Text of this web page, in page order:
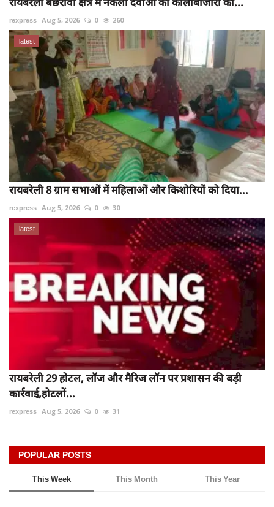
rexpress Aug 5, 2026 0 260
latest
रायबरेली 8 ग्राम सभाओं में महिलाओं और किशोरियों को दिया...
rexpress Aug 5, 2026 0 30
latest
रायबरेली 29 होटल, लॉज और मैरिज लॉन पर प्रशासन की बड़ी
कार्रवाई,होटलों...
rexpress Aug 5, 2026 0 31
POPULAR POSTS
This Week This Month This Year